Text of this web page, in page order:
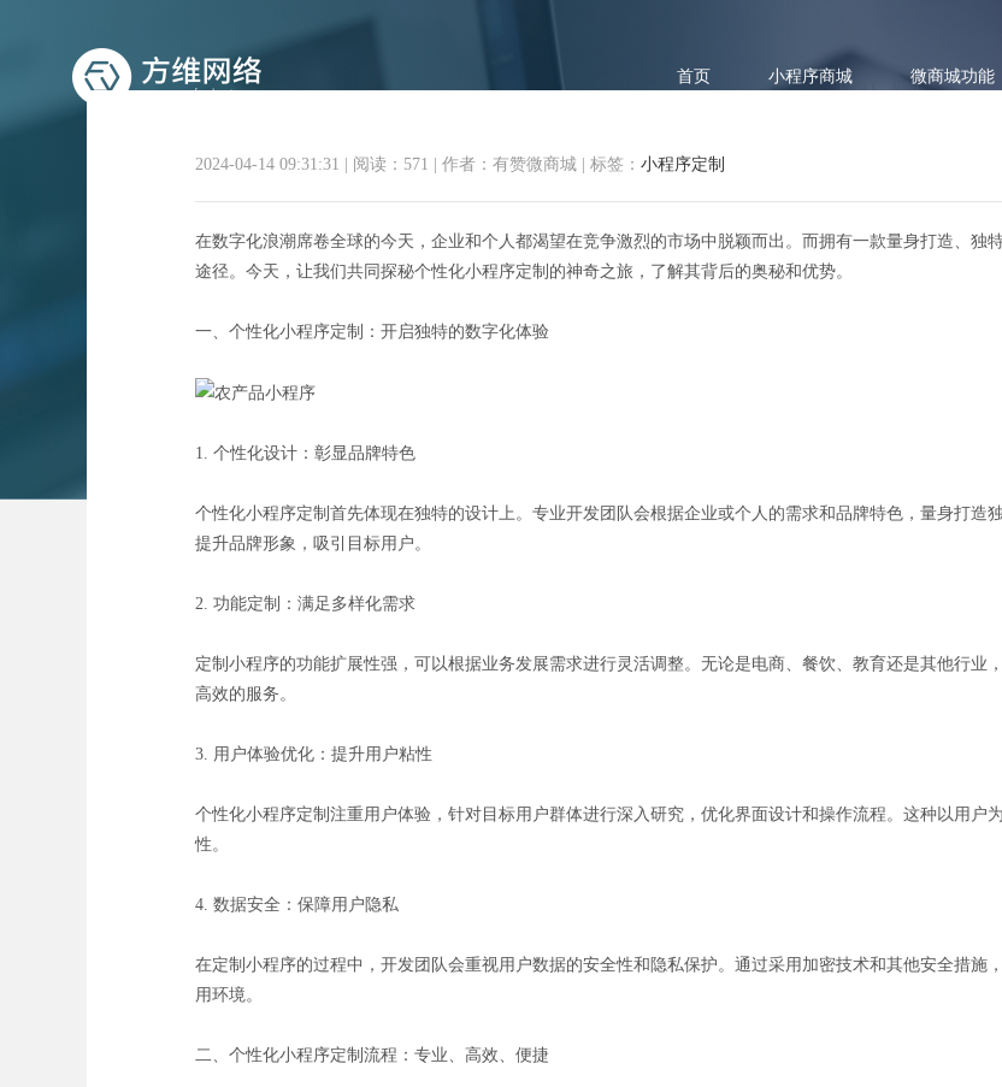
首页 小程序商城 微商城功能
量身打造，一键启动：探秘个性化小程
2024-04-14 09:31:31 阅读：571 作者：有赞微商城 标签： 小程序定制
在数字化浪潮席卷全球的今天，企业和个人都渴望在竞争激烈的市场中脱颖而出。而拥有一款量身打造、独
途径。今天，让我们共同探秘个性化小程序定制的神奇之旅，了解其背后的奥秘和优势。
一、个性化小程序定制：开启独特的数字化体验
1. 个性化设计：彰显品牌特色
个性化小程序定制首先体现在独特的设计上。专业开发团队会根据企业或个人的需求和品牌特色，量身打造
提升品牌形象，吸引目标用户。
2. 功能定制：满足多样化需求
定制小程序的功能扩展性强，可以根据业务发展需求进行灵活调整。无论是电商、餐饮、教育还是其他行业
高效的服务。
3. 用户体验优化：提升用户粘性
个性化小程序定制注重用户体验，针对目标用户群体进行深入研究，优化界面设计和操作流程。这种以用户
性。
4. 数据安全：保障用户隐私
在定制小程序的过程中，开发团队会重视用户数据的安全性和隐私保护。通过采用加密技术和其他安全措施
用环境。
二、个性化小程序定制流程：专业、高效、便捷